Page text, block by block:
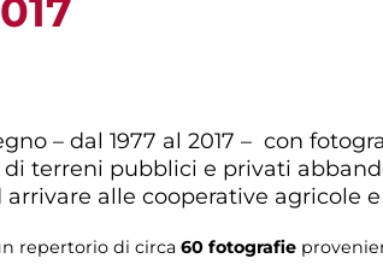
– dal 1977 al 2017 – con
terreni pubblici e privati
alle cooperative agricole
repertorio di circa 60 fotografie